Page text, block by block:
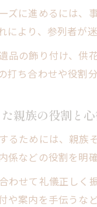
ズに進めるには、
により、参列者が
品の飾り付け、供
打ち合わせや役割
親族の役割と
るためには、親族
係などの役割を明
わせて礼儀正しく
や案内を手伝うな